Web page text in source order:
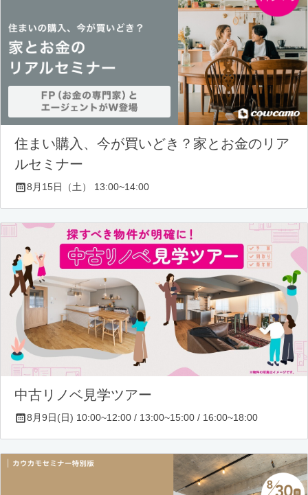
住まい購入、今が買いどき？家とお金のリア
ルセミナー
8月15日（土） 13:00~14:00
中古リノベ見学ツアー
8月9日(日) 10:00~12:00 / 13:00~15:00 / 16:00~18:00